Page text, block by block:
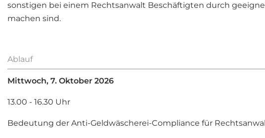
sonstigen bei einem Rechtsanwalt Beschäftigten durch
machen sind.
Ablauf
Mittwoch, 7. Oktober 2026
13.00 - 16.30 Uhr
Bedeutung der Anti-Geldwäscherei-Compliance für